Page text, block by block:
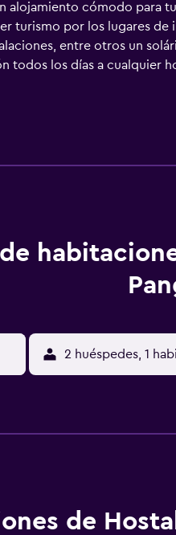
alojamiento cómodo para
turismo por los lugares
entre otros un
todos los días a cualquier
que son ideales para
de Ciencia y Cultura, el
2 huéspedes, 1
de Hostal